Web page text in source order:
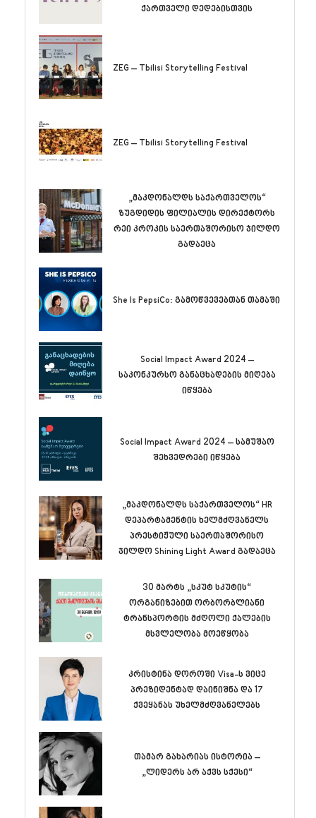
ქართველი დედებისთვის
ZEG – Tbilisi Storytelling Festival
ZEG – Tbilisi Storytelling Festival
„მაკდონალდს საქართველოს“
ზუგდიდის ფილიალის დირექტორს
რეი კროკის საერთაშორისო ჯილდო
გადაეცა
She Is PepsiCo: გამოწვევებთან თამაში
Social Impact Award 2024 –
საკონკურსო განაცხადების მიღება
იწყება
Social Impact Award 2024 – სამუშაო
შეხვედრები იწყება
„მაკდონალდს საქართველოს“ HR
დეპარტამენტის ხელმძღვანელს
პრესტიჟული საერთაშორისო
ჯილდო Shining Light Award გადაეცა
30 მარტს „სკუტ სკუტის“
ორგანიზებით ორბორბლიანი
ტრანსპორტის მძღოლი ქალების
მსვლელობა მოეწყობა
კრისტინა დოროში Visa-ს ვიცე
პრეზიდენტად დაინიშნა და 17
ქვეყანას უხელმძღვანელებს
თამარ გახარიას ისტორია –
„ლიდერს არ აქვს სქესი“